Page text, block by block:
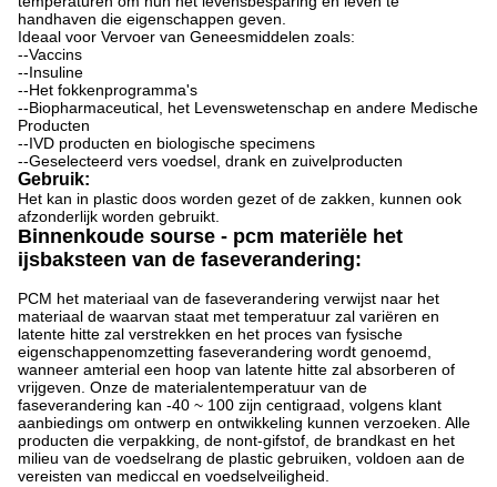
handhaven die eigenschappen geven.
Ideaal voor Vervoer van Geneesmiddelen zoals:
--Vaccins
--Insuline
--Het fokkenprogramma's
--Biopharmaceutical, het Levenswetenschap en andere Medische
Producten
--IVD producten en biologische specimens
--Geselecteerd vers voedsel, drank en zuivelproducten
Gebruik:
Het kan in plastic doos worden gezet of de zakken, kunnen ook
afzonderlijk worden gebruikt.
Binnenkoude sourse - pcm materiële het
ijsbaksteen van de faseverandering:
PCM het materiaal van de faseverandering verwijst naar het
materiaal de waarvan staat met temperatuur zal variëren en
latente hitte zal verstrekken en het proces van fysische
eigenschappenomzetting faseverandering wordt genoemd,
wanneer amterial een hoop van latente hitte zal absorberen of
vrijgeven. Onze de materialentemperatuur van de
faseverandering kan -40 ~ 100 zijn centigraad, volgens klant
aanbiedings om ontwerp en ontwikkeling kunnen verzoeken. Alle
producten die verpakking, de nont-gifstof, de brandkast en het
milieu van de voedselrang de plastic gebruiken, voldoen aan de
vereisten van mediccal en voedselveiligheid.